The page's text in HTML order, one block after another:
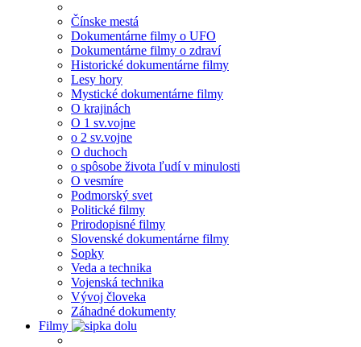
Čínske mestá
Dokumentárne filmy o UFO
Dokumentárne filmy o zdraví
Historické dokumentárne filmy
Lesy hory
Mystické dokumentárne filmy
O krajinách
O 1 sv.vojne
o 2 sv.vojne
O duchoch
o spôsobe života ľudí v minulosti
O vesmíre
Podmorský svet
Politické filmy
Prirodopisné filmy
Slovenské dokumentárne filmy
Sopky
Veda a technika
Vojenská technika
Vývoj človeka
Záhadné dokumenty
Filmy